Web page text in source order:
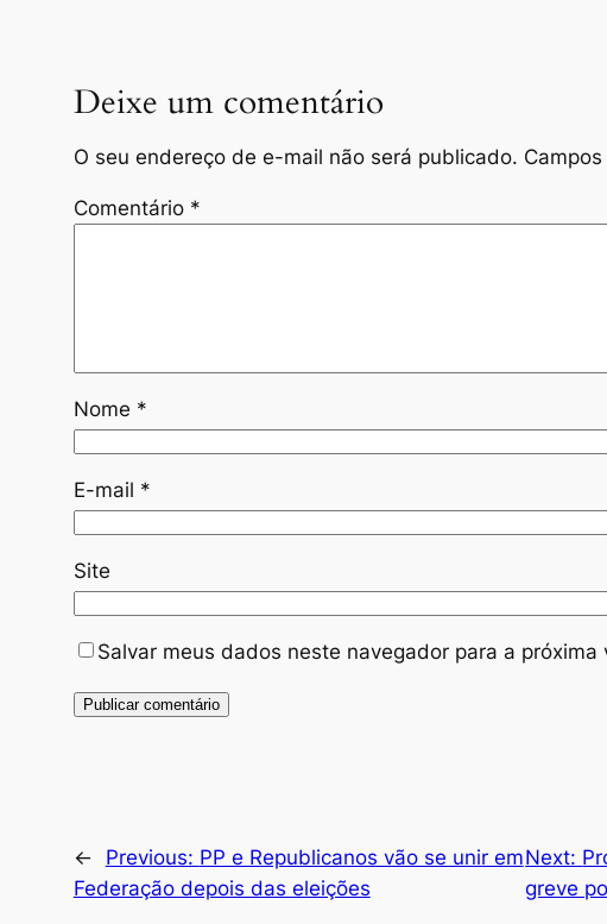
Deixe um comentário
O seu endereço de e-mail não será publicado.
Comentário *
Nome *
E-mail *
Site
Salvar meus dados neste navegador para a próxima
← Previous: PP e Republicanos vão se unir em
Federação depois das eleições
Next:
greve